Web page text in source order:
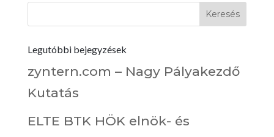
Legutóbbi bejegyzések
zyntern.com – Nagy Pályakezdő
Kutatás
ELTE BTK HÖK elnök- és